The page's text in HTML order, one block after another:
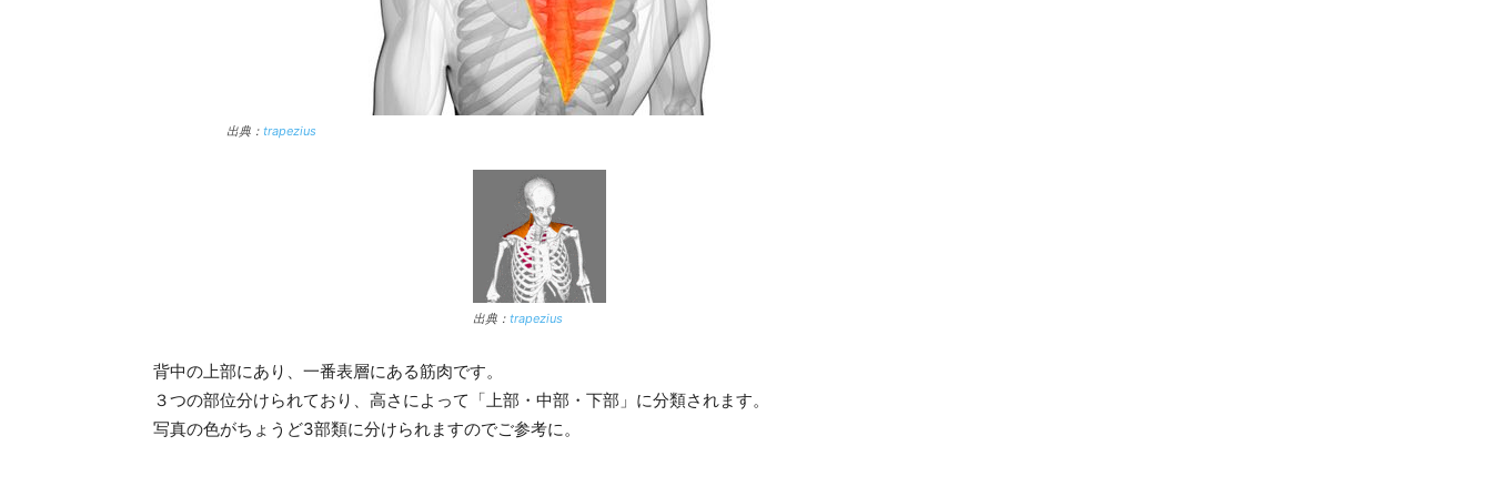
出典： trapezius
出典： trapezius
背中の上部にあり、一番表層にある筋肉です。
３つの部位分けられており、高さによって「上部・中部・下部」に分類されます。
写真の色がちょうど3部類に分けられますのでご参考に。